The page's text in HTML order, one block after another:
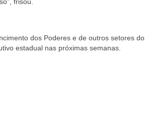
dos Poderes e de outros setores
estadual nas próximas semanas.